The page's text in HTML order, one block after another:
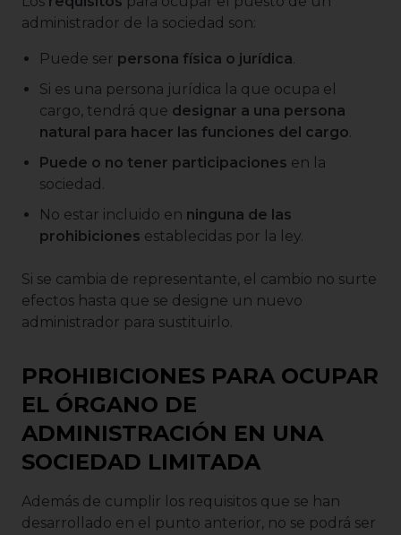
administrador de la sociedad son:
Puede ser persona física o jurídica.
Si es una persona jurídica la que ocupa el
cargo, tendrá que designar a una persona
natural para hacer las funciones del cargo.
Puede o no tener participaciones en la
sociedad.
No estar incluido en ninguna de las
prohibiciones establecidas por la ley.
Si se cambia de representante, el cambio no surte
efectos hasta que se designe un nuevo
administrador para sustituirlo.
PROHIBICIONES PARA OCUPAR
EL ÓRGANO DE
ADMINISTRACIÓN EN UNA
SOCIEDAD LIMITADA
Además de cumplir los requisitos que se han
desarrollado en el punto anterior, no se podrá ser